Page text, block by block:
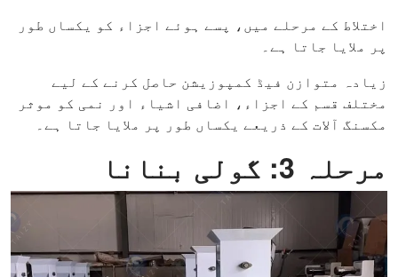
اختلاط کے مرحلے میں، پسے ہوئے اجزاء کو یکساں طور
پر ملایا جاتا ہے۔
زیادہ متوازن فیڈ کمپوزیشن حاصل کرنے کے لیے
مختلف قسم کے اجزاء، اضافی اشیاء اور نمی کو موثر
مکسنگ آلات کے ذریعے یکساں طور پر ملایا جاتا ہے۔
مرحلہ 3: گولی بنانا